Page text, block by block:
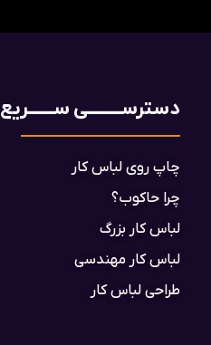
دسترســـــــــی ســـــــریع
چاپ روی لباس کار
چرا حاکوب؟
لباس کار بزرگ
لباس کار مهندسی
طراحی لباس کار